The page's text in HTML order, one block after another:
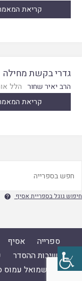
קריאת
גדרי בקשת מחילה
הרב יאיר שחור הלל
קריאת
חיפוש גוגל בספריית אסיף 
ספרייה אסיף
ישיבות ההסדר
ד"ר שמואל עמוס